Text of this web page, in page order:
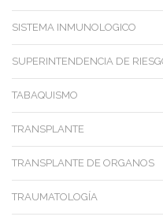
SISTEMA INMUNOLOGICO
SUPERINTENDENCIA DE
TABAQUISMO
TRANSPLANTE
TRANSPLANTE DE ORGANOS
TRAUMATOLOGÍA